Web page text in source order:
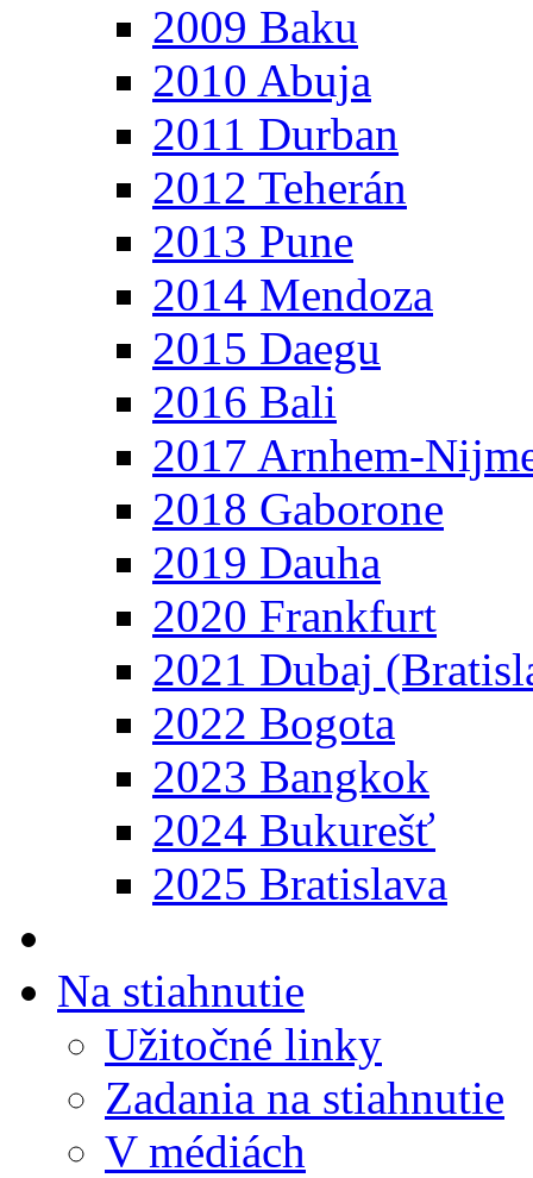
2009 Baku
2010 Abuja
2011 Durban
2012 Teherán
2013 Pune
2014 Mendoza
2015 Daegu
2016 Bali
2017 Arnhem-
2018 Gaborone
2019 Dauha
2020 Frankfurt
2021 Dubaj
2022 Bogota
2023 Bangkok
2024 Bukurešť
2025 Bratislava
Na stiahnutie
Užitočné linky
Zadania na stiahnutie
V médiách